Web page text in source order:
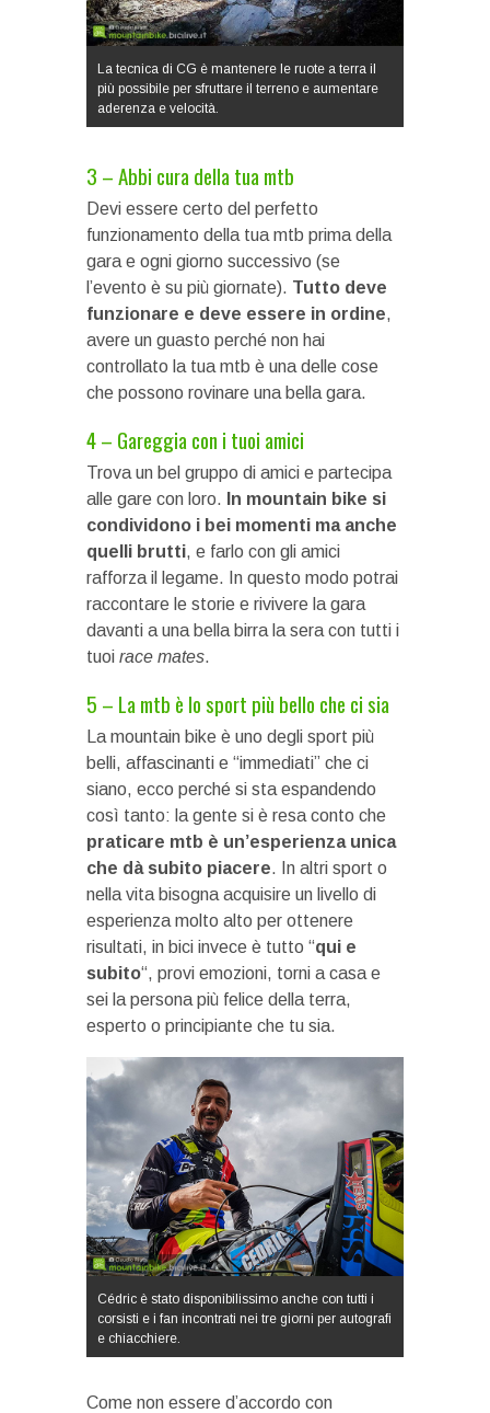
La tecnica di CG è mantenere le ruote a terra il
più possibile per sfruttare il terreno e aumentare
aderenza e velocità.
3 – Abbi cura della tua mtb
Devi essere certo del perfetto
funzionamento della tua mtb prima della
gara e ogni giorno successivo (se
l’evento è su più giornate). Tutto deve
funzionare e deve essere in ordine,
avere un guasto perché non hai
controllato la tua mtb è una delle cose
che possono rovinare una bella gara.
4 – Gareggia con i tuoi amici
Trova un bel gruppo di amici e partecipa
alle gare con loro.
In mountain bike si
condividono i bei momenti ma anche
quelli brutti, e farlo con gli amici
rafforza il legame. In questo modo potrai
raccontare le storie e rivivere la gara
davanti a una bella birra la sera con tutti i
tuoi race mates.
5 – La mtb è lo sport più bello che ci sia
La mountain bike è uno degli sport più
belli, affascinanti e “immediati” che ci
siano, ecco perché si sta espandendo
così tanto: la gente si è resa conto che
praticare mtb è un’esperienza unica
che dà subito piacere. In altri sport o
nella vita bisogna acquisire un livello di
esperienza molto alto per ottenere
risultati, in bici invece è tutto “qui e
subito“, provi emozioni, torni a casa e
sei la persona più felice della terra,
esperto o principiante che tu sia.
Cédric è stato disponibilissimo anche con tutti i
corsisti e i fan incontrati nei tre giorni per autografi
e chiacchiere.
Come non essere d’accordo con